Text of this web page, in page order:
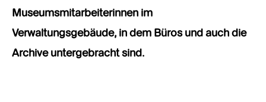
Museumsmitarbeiterinnen im
Verwaltungsgebäude, in dem Büros und auch die
Archive untergebracht sind.